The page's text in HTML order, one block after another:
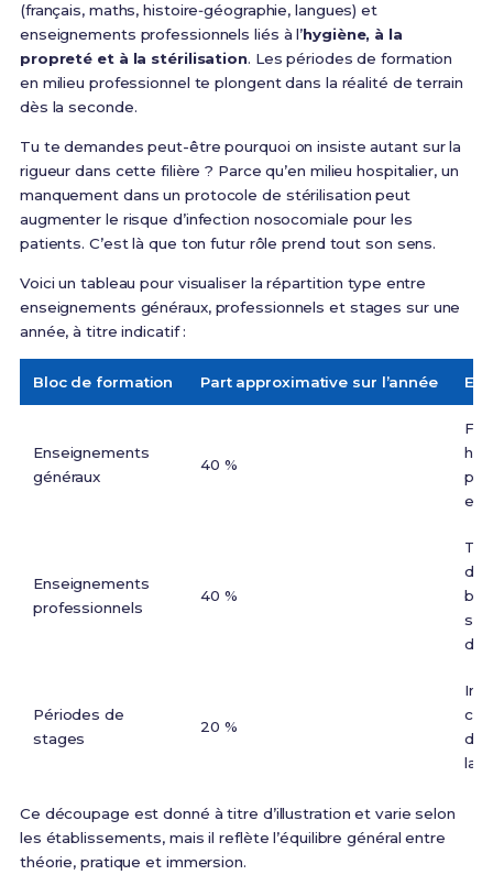
(français, maths, histoire‑géographie, langues) et
enseignements professionnels liés à l’hygiène, à la
propreté et à la stérilisation. Les périodes de formation
en milieu professionnel te plongent dans la réalité de terrain
dès la seconde.
Tu te demandes peut-être pourquoi on insiste autant sur la
rigueur dans cette filière ? Parce qu’en milieu hospitalier, un
manquement dans un protocole de stérilisation peut
augmenter le risque d’infection nosocomiale pour les
patients. C’est là que ton futur rôle prend tout son sens.
Voici un tableau pour visualiser la répartition type entre
enseignements généraux, professionnels et stages sur une
année, à titre indicatif :
Bloc de formation Part approximative sur l’année
Enseignements
généraux
40 %
Enseignements
professionnels
40 %
Périodes de
stages
20 %
de
Ce découpage est donné à titre d’illustration et varie selon
les établissements, mais il reflète l’équilibre général entre
théorie, pratique et immersion.